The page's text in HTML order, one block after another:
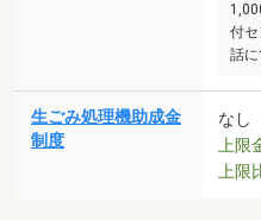
付
話に
生ごみ処理機助成金
制度
なし
上限
上限